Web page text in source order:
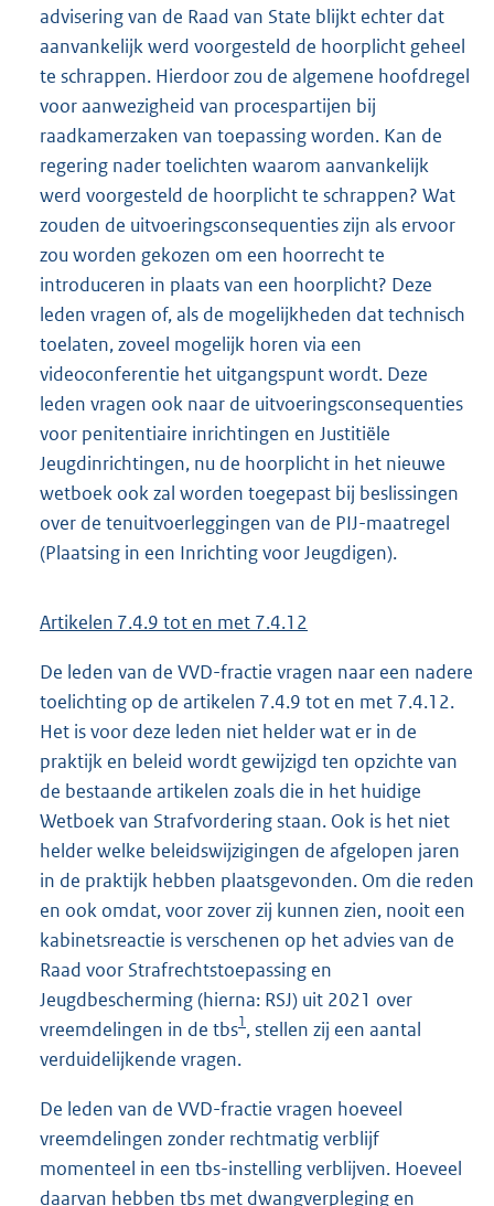
advisering van de Raad van State blijkt echter dat
aanvankelijk werd voorgesteld de hoorplicht geheel
te schrappen. Hierdoor zou de algemene hoofdregel
voor aanwezigheid van procespartijen bij
raadkamerzaken van toepassing worden. Kan de
regering nader toelichten waarom aanvankelijk
werd voorgesteld de hoorplicht te schrappen? Wat
zouden de uitvoeringsconsequenties zijn als ervoor
zou worden gekozen om een hoorrecht te
introduceren in plaats van een hoorplicht? Deze
leden vragen of, als de mogelijkheden dat technisch
toelaten, zoveel mogelijk horen via een
videoconferentie het uitgangspunt wordt. Deze
leden vragen ook naar de uitvoeringsconsequenties
voor penitentiaire inrichtingen en Justitiële
Jeugdinrichtingen, nu de hoorplicht in het nieuwe
wetboek ook zal worden toegepast bij beslissingen
over de tenuitvoerleggingen van de PIJ-maatregel
(Plaatsing in een Inrichting voor Jeugdigen).
Artikelen 7.4.9 tot en met 7.4.12
De leden van de VVD-fractie vragen naar een nadere
toelichting op de artikelen 7.4.9 tot en met 7.4.12.
Het is voor deze leden niet helder wat er in de
praktijk en beleid wordt gewijzigd ten opzichte van
de bestaande artikelen zoals die in het huidige
Wetboek van Strafvordering staan. Ook is het niet
helder welke beleidswijzigingen de afgelopen jaren
in de praktijk hebben plaatsgevonden. Om die reden
en ook omdat, voor zover zij kunnen zien, nooit een
kabinetsreactie is verschenen op het advies van de
Raad voor Strafrechtstoepassing en
Jeugdbescherming (hierna: RSJ) uit 2021 over
vreemdelingen in de tbs1, stellen zij een aantal
verduidelijkende vragen.
De leden van de VVD-fractie vragen hoeveel
vreemdelingen zonder rechtmatig verblijf
momenteel in een tbs-instelling verblijven. Hoeveel
daarvan hebben tbs met dwangverpleging en